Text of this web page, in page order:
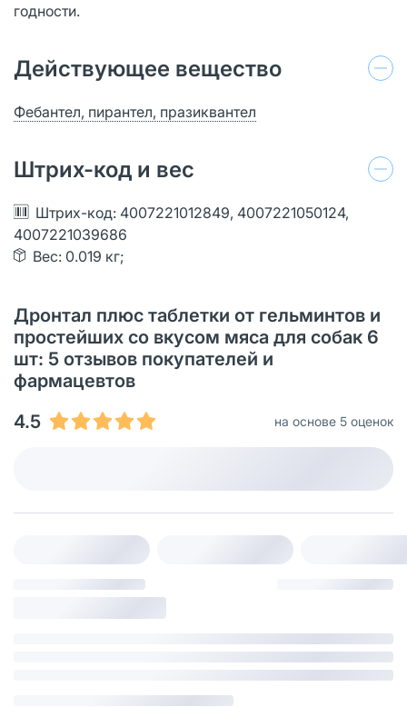
годности.
Действующее вещество
Фебантел, пирантел, празиквантел
Штрих-код и вес
Штрих-код: 4007221012849, 4007221050124,
4007221039686
Вес: 0.019 кг;
Дронтал плюс таблетки от гельминтов и
простейших со вкусом мяса для собак 6
шт: 5 отзывов покупателей и
фармацевтов
4.5
на основе 5 оценок